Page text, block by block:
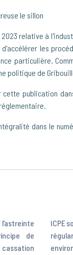
le sillon
relative à
les
particulière.
politique de
cette publication
dans le
de
ICPE